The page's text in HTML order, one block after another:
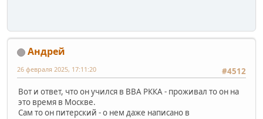
Андрей
#4512
26 февраля 2025, 17:11:20
Вот и ответ, что он учился в ВВА РККА - проживал то он на
это время в Москве.
Сам то он питерский - о нем даже написано в